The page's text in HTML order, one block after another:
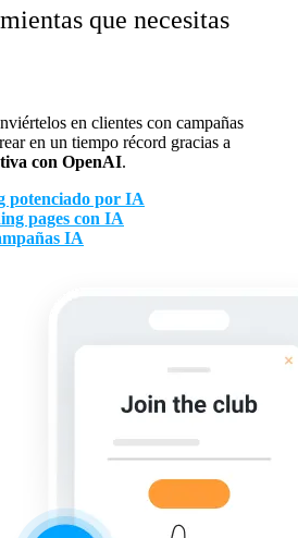
que necesitas
en clientes con campañas
en un tiempo récord gracias a
con OpenAI.
potenciado por IA
pages con IA
IA